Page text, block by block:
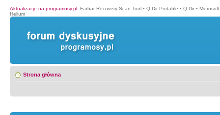
Aktualizacje na programosy.pl: Farbar Recovery Scan Tool • Q-Dir Portable • Q-Dir •
Helium
Strona główna